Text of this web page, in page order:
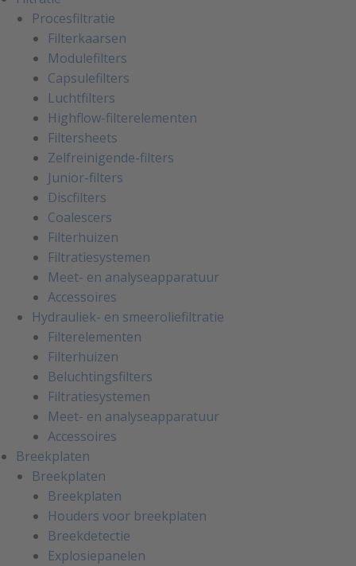
Procesfiltratie
Filterkaarsen
Modulefilters
Capsulefilters
Luchtfilters
Highflow-filterelementen
Filtersheets
Zelfreinigende-filters
Junior-filters
Discfilters
Coalescers
Filterhuizen
Filtratiesystemen
Meet- en analyseapparatuur
Accessoires
Hydrauliek- en smeeroliefiltratie
Filterelementen
Filterhuizen
Beluchtingsfilters
Filtratiesystemen
Meet- en analyseapparatuur
Accessoires
Breekplaten
Breekplaten
Breekplaten
Houders voor breekplaten
Breekdetectie
Explosiepanelen